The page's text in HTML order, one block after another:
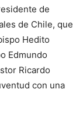
de
de Chile, que
Hedito
Edmundo
Ricardo
con una